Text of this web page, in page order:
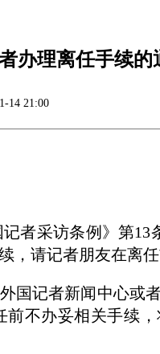
办理离任手续的
14 21:00
者采访条例》第13
请记者朋友在离
记者新闻中心或
不办妥相关手续